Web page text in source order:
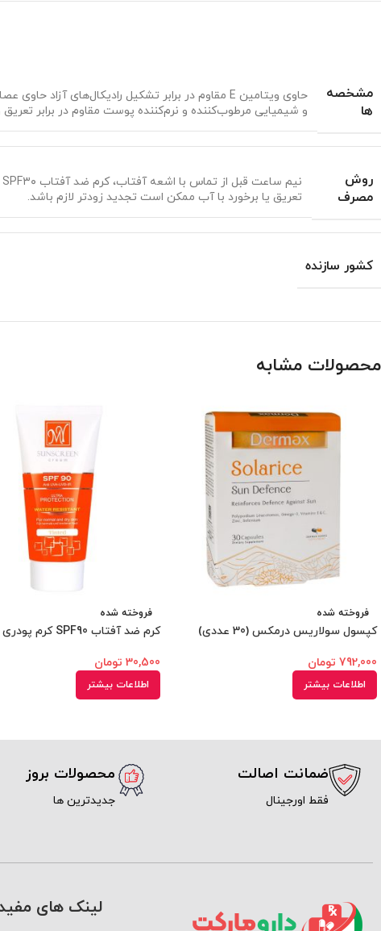
مشخصه
ها
و شیمیایی مرطوب‌کننده و نرم‌کننده پوست مقاوم در برابر
روش
مصرف
تعریق یا برخورد با آب ممکن است تجدید زودتر لازم باشد.
کشور سازنده
محصولات مشابه
فروخته شده
کپسول سولاریس درمکس (30 عددی)
792,000 تومان
اطلاعات بیشتر
فروخته شده
کرم ضد آفتاب SPF90 کرم پودری رنگی مای
30,500 تومان
اطلاعات بیشتر
ضمانت اصالت
فقط اورجینال
محصولات بروز
جدیدترین ها
لینک های